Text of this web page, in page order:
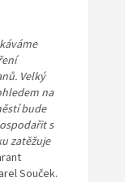
Velký
na
bude
s
zatěžuje
Souček.